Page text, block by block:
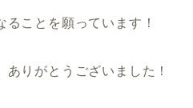
ことを願っています！
りがとうございました！